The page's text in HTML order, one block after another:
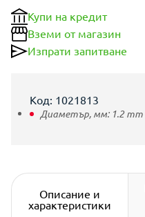
Купи на кредит
Вземи от магазин
Изпрати запитване
Код: 1021813
Диаметър, мм: 1.2mm
Описание и
характеристики